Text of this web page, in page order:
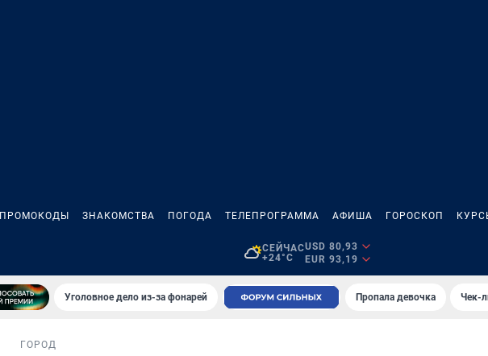
ПРОМОКОДЫ ЗНАКОМСТВА ПОГОДА ТЕЛЕПРОГРАММА АФИША ГОРОСКОП
СЕЙЧАС
+24°C
USD 80,93
EUR 93,19
Уголовное дело из-за фонарей Пропала девочка Чек-
ГОРОД